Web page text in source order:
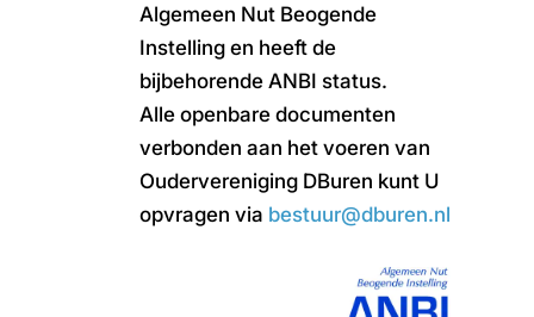
Algemeen Nut Beogende
Instelling en heeft de
bijbehorende ANBI status.
Alle openbare documenten
verbonden aan het voeren van
Oudervereniging DBuren kunt U
opvragen via bestuur@dburen.nl